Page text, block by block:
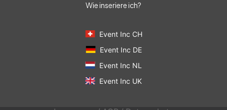
Wie inseriere ich?
Event Inc CH
Event Inc DE
Event Inc NL
Event Inc UK